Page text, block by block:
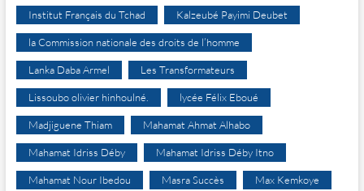
Institut Français du Tchad Kalzeubé Payimi Deubet
la Commission nationale des droits de l’homme
Lanka Daba Armel Les Transformateurs
Lissoubo olivier hinhoulné. lycée Félix Eboué
Madjiguene Thiam Mahamat Ahmat Alhabo
Mahamat Idriss Déby Mahamat Idriss Déby Itno
Mahamat Nour Ibedou Masra Succès Max Kemkoye